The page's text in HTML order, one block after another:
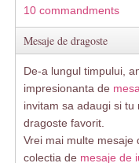
10 commandments
Mesaje de dragoste
De-a lungul timpului,
impresionanta de
invitam sa adaugi si tu
dragoste favorit.
Vrei mai multe mesaje
colectia de mesaje de